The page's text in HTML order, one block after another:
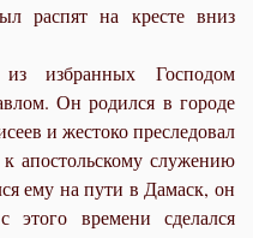
распят на кресте вниз
избранных Господом
Он родился в городе
и жестоко преследовал
апостольскому служению
ему на пути в Дамаск, он
времени сделался